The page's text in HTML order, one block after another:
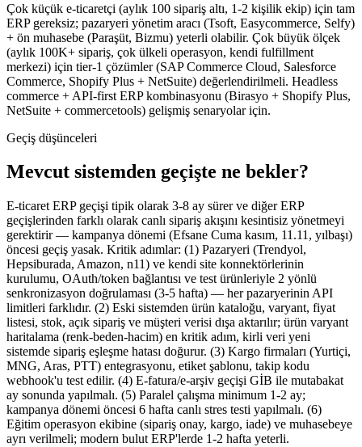
Çok küçük e-ticaretçi (aylık 100 sipariş altı, 1-2 kişilik ekip) için tam
ERP gereksiz; pazaryeri yönetim aracı (Tsoft, Easycommerce, Selfy)
+ ön muhasebe (Paraşüt, Bizmu) yeterli olabilir. Çok büyük ölçek
(aylık 100K+ sipariş, çok ülkeli operasyon, kendi fulfillment
merkezi) için tier-1 çözümler (SAP Commerce Cloud, Salesforce
Commerce, Shopify Plus + NetSuite) değerlendirilmeli. Headless
commerce + API-first ERP kombinasyonu (Birasyo + Shopify Plus,
NetSuite + commercetools) gelişmiş senaryolar için.
Geçiş düşünceleri
Mevcut sistemden geçişte ne bekler?
E-ticaret ERP geçişi tipik olarak 3-8 ay sürer ve diğer ERP
geçişlerinden farklı olarak canlı sipariş akışını kesintisiz yönetmeyi
gerektirir — kampanya dönemi (Efsane Cuma kasım, 11.11, yılbaşı)
öncesi geçiş yasak. Kritik adımlar: (1) Pazaryeri (Trendyol,
Hepsiburada, Amazon, n11) ve kendi site konnektörlerinin
kurulumu, OAuth/token bağlantısı ve test ürünleriyle 2 yönlü
senkronizasyon doğrulaması (3-5 hafta) — her pazaryerinin API
limitleri farklıdır. (2) Eski sistemden ürün kataloğu, varyant, fiyat
listesi, stok, açık sipariş ve müşteri verisi dışa aktarılır; ürün varyant
haritalama (renk-beden-hacim) en kritik adım, kirli veri yeni
sistemde sipariş eşleşme hatası doğurur. (3) Kargo firmaları (Yurtiçi,
MNG, Aras, PTT) entegrasyonu, etiket şablonu, takip kodu
webhook'u test edilir. (4) E-fatura/e-arşiv geçişi GİB ile mutabakat
ay sonunda yapılmalı. (5) Paralel çalışma minimum 1-2 ay;
kampanya dönemi öncesi 6 hafta canlı stres testi yapılmalı. (6)
Eğitim operasyon ekibine (sipariş onay, kargo, iade) ve muhasebeye
ayrı verilmeli; modern bulut ERP'lerde 1-2 hafta yeterli.